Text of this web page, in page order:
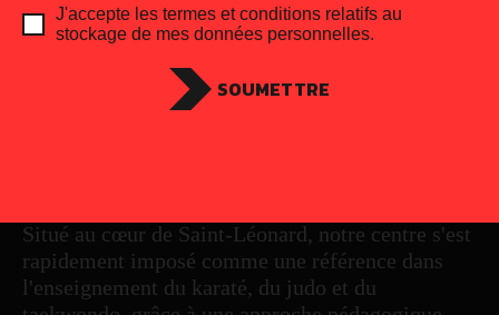
NOTRE HISTOIRE
Fondé en 2019, le Centre Sportif HP est né d'une
Situé au cœur de Saint-Léonard, notre centre s'est
rapidement imposé comme une référence dans
l'enseignement du karaté, du judo et du
J'accepte les termes et conditions relatifs au
stockage de mes données personnelles.
SOUMETTRE